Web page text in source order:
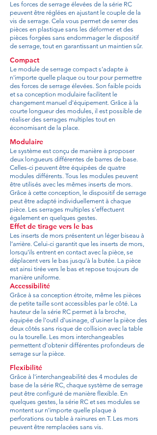
Les forces de serrage élevées de la série RC
peuvent être réglées en ajustant le couple de la
vis de serrage. Cela vous permet de serrer des
pièces en plastique sans les déformer et des
pièces forgées sans endommager le dispositif
de serrage, tout en garantissant un maintien sûr.
Compact
Le module de serrage compact s'adapte à
n'importe quelle plaque ou tour pour permettre
des forces de serrage élevées. Son faible poids
et sa conception modulaire facilitent le
changement manuel d'équipement. Grâce à la
courte longueur des modules, il est possible de
réaliser des serrages multiples tout en
économisant de la place.
Modulaire
Le système est conçu de manière à proposer
deux longueurs différentes de barres de base.
Celles-ci peuvent être équipées de quatre
modules différents. Tous les modules peuvent
être utilisés avec les mêmes inserts de mors.
Grâce à cette conception, le dispositif de serrage
peut être adapté individuellement à chaque
pièce. Les serrages multiples s’effectuent
également en quelques gestes.
Effet de tirage vers le bas
Les inserts de mors présentent un léger biseau à
l’arrière. Celui-ci garantit que les inserts de mors,
lorsqu’ils entrent en contact avec la pièce, se
déplacent vers le bas jusqu’à la butée. La pièce
est ainsi tirée vers le bas et repose toujours de
manière uniforme.
Accessibilité
Grâce à sa conception étroite, même les pièces
de petite taille sont accessibles par le côté. La
hauteur de la série RC permet à la broche,
équipée de l'outil d'usinage, d'usiner la pièce des
deux côtés sans risque de collision avec la table
ou la tourelle. Les mors interchangeables
permettent d'obtenir différentes profondeurs de
serrage sur la pièce.
Flexibilité
Grâce à l'interchangeabilité des 4 modules de
base de la série RC, chaque système de serrage
peut être configuré de manière flexible. En
quelques gestes, la série RC et ses modules se
montent sur n'importe quelle plaque à
perforations ou table à rainures en T. Les mors
peuvent être remplacées sans vis.